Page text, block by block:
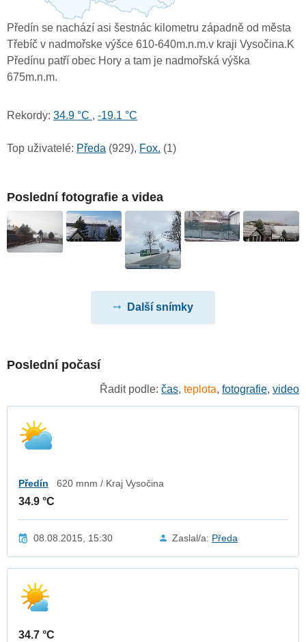
Předín se nachází asi šestnác kilometru západně od města
Třebíč v nadmořske výšce 610-640m.n.m.v kraji Vysočina.K
Předínu patří obec Hory a tam je nadmořská výška
675m.n.m.
Rekordy: 34.9 °C , -19.1 °C
Top uživatelé: Předa (929), Fox. (1)
Poslední fotografie a videa
Další snímky
Poslední počasí
Řadit podle: čas, teplota, fotografie, video
Předín 620 mnm / Kraj Vysočina
34.9 °C
08.08.2015, 15:30 Zaslal/a: Předa
34.7 °C